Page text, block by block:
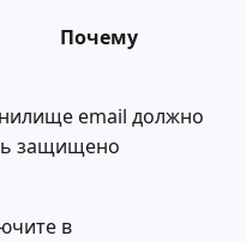
Почему
email должно
защищено
в